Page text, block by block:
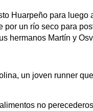
Huarpeño para
un río seco para
hermanos Martín y
un joven runner
no